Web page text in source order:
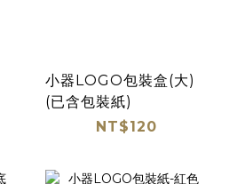
小器LOGO包裝盒(大)
(已含包裝紙)
NT$120